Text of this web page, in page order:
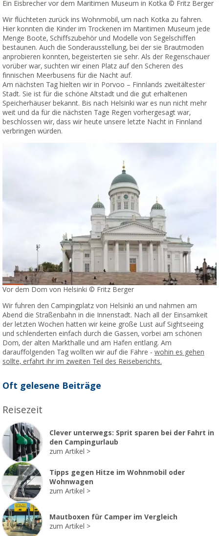
Ein Eisbrecher vor dem Maritimen Museum in Kotka © Fritz Berger
Wir flüchteten zurück ins Wohnmobil, um nach Kotka zu fahren.
Hier konnten die Kinder im Trockenen im Maritimen Museum jede
Menge Boote, Schiffszubehör und Modelle von Segelschiffen
bestaunen. Auch die Sonderausstellung, bei der sie Brautmoden
anprobieren konnten, begeisterten sie sehr. Als der Regenschauer
vorüber war, suchten wir einen Platz auf den Scheren des
finnischen Meerbusens für die Nacht auf.
Am nächsten Tag hielten wir in Porvoo – Finnlands zweitältester
Stadt. Sie ist für die schöne Altstadt und die gut erhaltenen
Speicherhäuser bekannt. Bis nach Helsinki war es nun nicht mehr
weit und da für die nächsten Tage Regen vorhergesagt war,
beschlossen wir, dass wir heute unsere letzte Nacht in Finnland
verbringen würden.
Vor dem Dom von Helsinki © Fritz Berger
Wir fuhren den Campingplatz von Helsinki an und nahmen am
Abend die Straßenbahn in die Innenstadt. Nach all der Einsamkeit
der letzten Wochen hatten wir keine große Lust auf Sightseeing
und schlenderten einfach durch die Gassen, vorbei am schönen
Dom, der alten Markthalle und am Hafen entlang. Am
darauffolgenden Tag wollten wir auf die Fähre - wohin es gehen
sollte, erfahrt ihr im zweiten Teil des Reiseberichts.
Oft gelesene Beiträge
Reisezeit
Clever unterwegs: Sprit sparen bei der Fahrt in
den Campingurlaub
zum Artikel
Tipps gegen Hitze im Wohnmobil oder
Wohnwagen
zum Artikel
Mautboxen für Camper im Vergleich
zum Artikel